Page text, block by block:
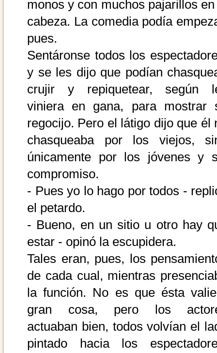
monos y con muchos pajarillos
cabeza. La comedia podía
pues.
Sentáronse todos los
y se les dijo que podían
crujir y repiquetear, según
viniera en gana, para mostrar
regocijo. Pero el látigo dijo que él
chasqueaba por los viejos,
únicamente por los jóvenes y
compromiso.
- Pues yo lo hago por todos -
el petardo.
- Bueno, en un sitio u otro hay
estar - opinó la escupidera.
Tales eran, pues, los
de cada cual, mientras
la función. No es que ésta
gran cosa, pero los
actuaban bien, todos volvían el
pintado hacia los